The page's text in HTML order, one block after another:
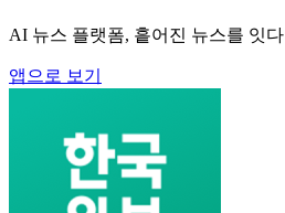
AI 뉴스 플랫폼, 흩어진 뉴스를 잇다
앱으로 보기